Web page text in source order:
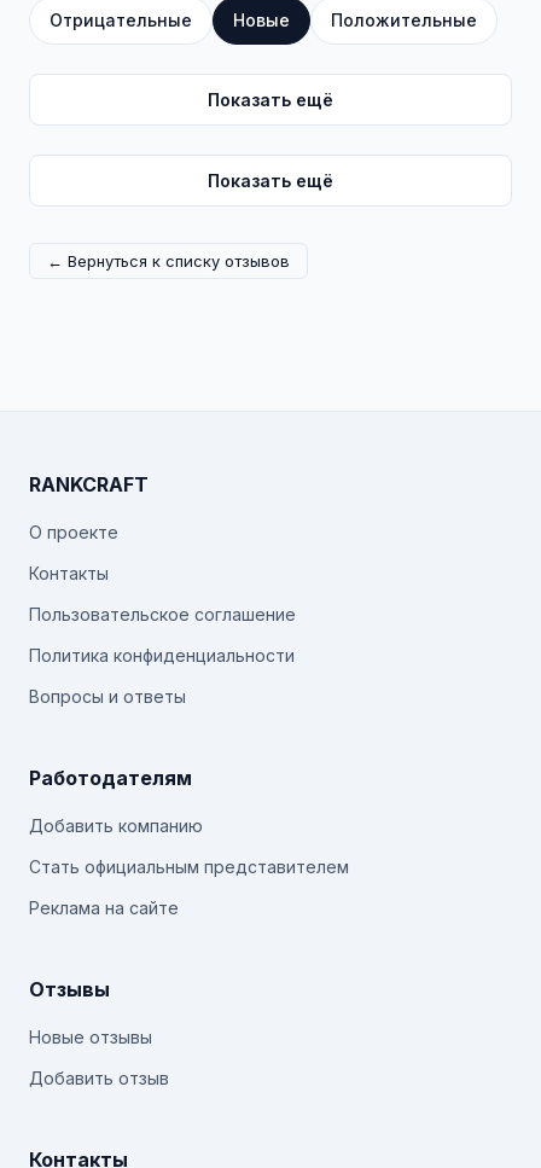
Отрицательные Новые Положительные
Показать ещё
Показать ещё
← Вернуться к списку отзывов
RANKCRAFT
О проекте
Контакты
Пользовательское соглашение
Политика конфиденциальности
Вопросы и ответы
Работодателям
Добавить компанию
Стать официальным представителем
Реклама на сайте
Отзывы
Новые отзывы
Добавить отзыв
Контакты